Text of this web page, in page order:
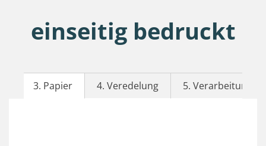
einseitig bedruckt
3. Papier 4. Veredelung 5. Verarbeitung